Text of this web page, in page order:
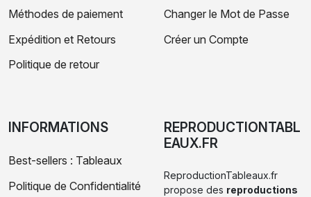
Méthodes de paiement
Expédition et Retours
Politique de retour
Changer le Mot de Passe
Créer un Compte
INFORMATIONS
Best-sellers : Tableaux
Politique de Confidentialité
REPRODUCTIONTABL
EAUX.FR
ReproductionTableaux.fr
propose des reproductions